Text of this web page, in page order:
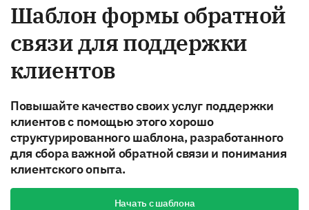
Шаблон формы обратной
связи для поддержки
клиентов
Повышайте качество своих услуг поддержки
клиентов с помощью этого хорошо
структурированного шаблона, разработанного
для сбора важной обратной связи и понимания
клиентского опыта.
Начать с шаблона